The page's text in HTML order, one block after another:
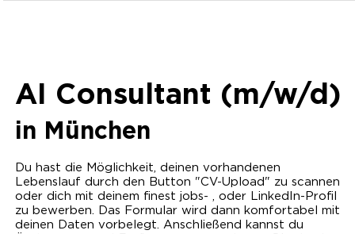
AI Consultant (m/w/d)
in München
Du hast die Möglichkeit, deinen vorhandenen
Lebenslauf durch den Button "CV-Upload" zu scannen
oder dich mit deinem finest jobs- , oder LinkedIn-Profil
zu bewerben. Das Formular wird dann komfortabel mit
deinen Daten vorbelegt. Anschließend kannst du